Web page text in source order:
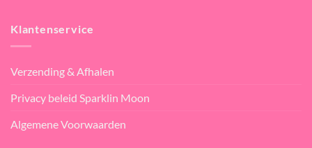
Klantenservice
Verzending & Afhalen
Privacy beleid Sparklin Moon
Algemene Voorwaarden